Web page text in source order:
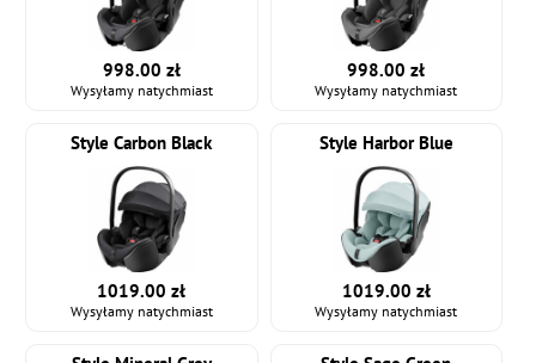
998.00 zł
Wysyłamy natychmiast
998.00 zł
Wysyłamy natychmiast
Style Carbon Black
1019.00 zł
Wysyłamy natychmiast
Style Harbor Blue
1019.00 zł
Wysyłamy natychmiast